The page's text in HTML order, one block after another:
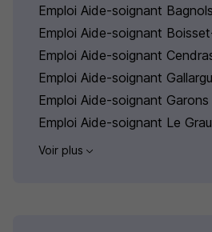
Emploi Aide-soignant
Emploi Aide-soignant
Emploi Aide-soignant
Emploi Aide-soignant
Emploi Aide-soignant Garons
Emploi Aide-soignant Le
Voir plus